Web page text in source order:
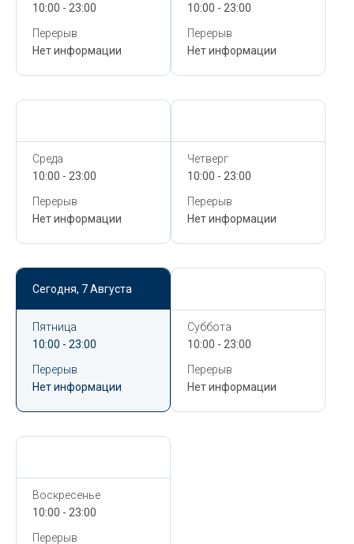
10:00 - 23:00
Перерыв
Нет информации
10:00 - 23:00
Перерыв
Нет информации
Среда
10:00 - 23:00
Перерыв
Нет информации
Четверг
10:00 - 23:00
Перерыв
Нет информации
Сегодня, 7 Августа
Пятница
10:00 - 23:00
Перерыв
Нет информации
Суббота
10:00 - 23:00
Перерыв
Нет информации
Воскресенье
10:00 - 23:00
Перерыв